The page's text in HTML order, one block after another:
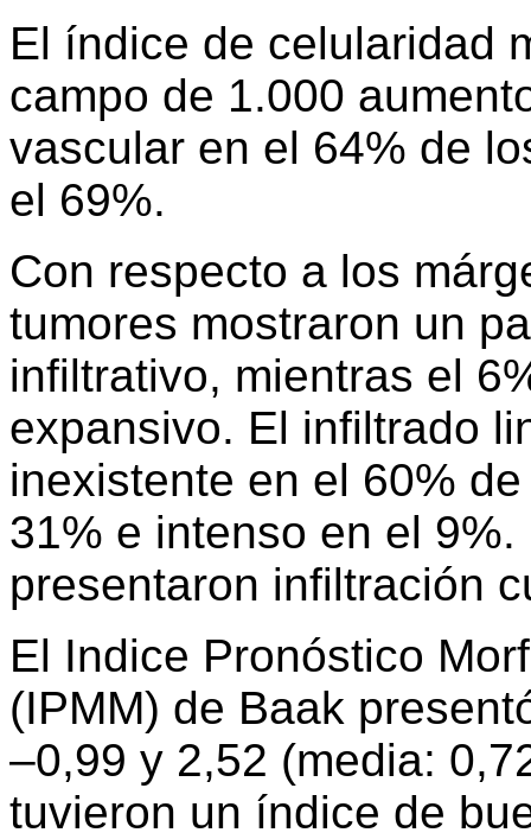
El índice de celularidad
campo de 1.000
vascular en el 64% de
el 69%.
Con respecto a los
tumores mostraron un
infiltrativo, mientras el
expansivo. El infiltrado
inexistente en el 60%
31% e intenso en el
presentaron infiltración
El Indice Pronóstico
(IPMM) de Baak
–0,99 y 2,52 (media:
tuvieron un índice de